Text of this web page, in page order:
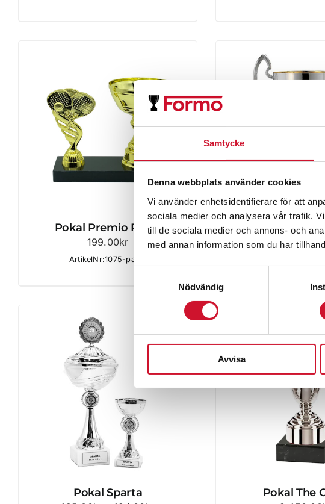
Samtycke
Denna webbplats använder cookies
Vi använder enhetsidentifierare för att
sociala medier och analysera vår trafik.
till de sociala medier och annons- och
med annan information som du har
Nödvändig
Avvisa
Pokal Premio Padel
199.00kr
ArtikelNr:1075-padel
Pokal
980.00kr –
Pokal Sparta Pokal The